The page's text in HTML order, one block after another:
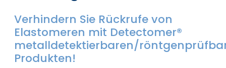
Verhindern Sie Rückrufe von
Elastomeren mit Detectomer®
metalldetektierbaren/
Produkten!